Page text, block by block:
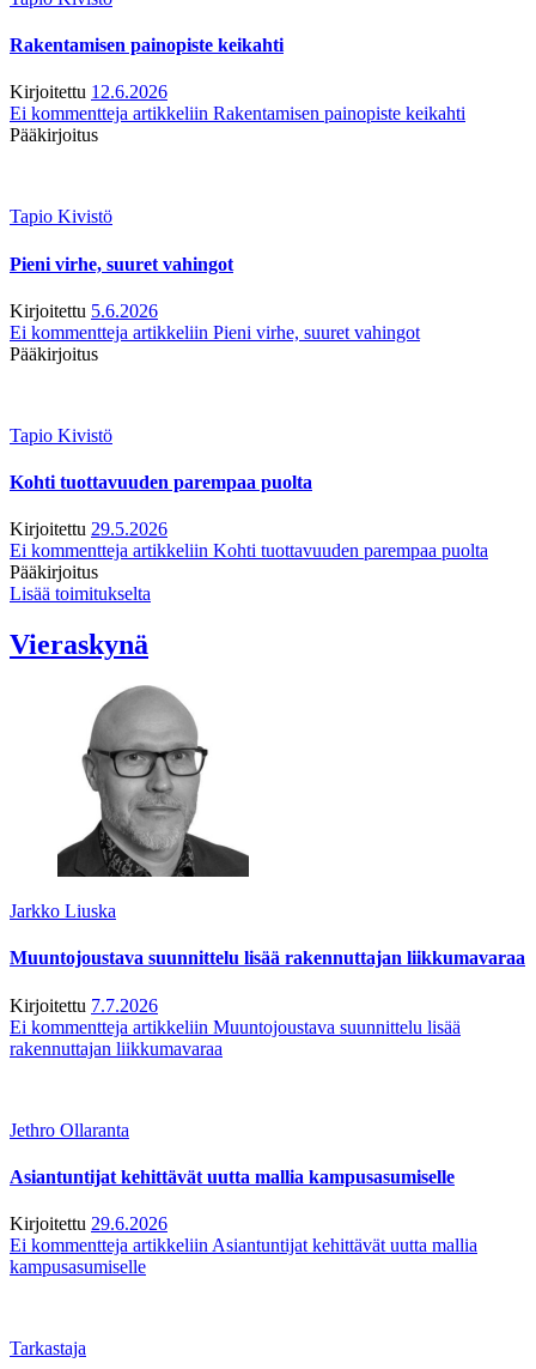
Rakentamisen painopiste keikahti
Kirjoitettu 12.6.2026
Ei kommentteja artikkeliin Rakentamisen painopiste keikahti
Pääkirjoitus
Tapio Kivistö
Pieni virhe, suuret vahingot
Kirjoitettu 5.6.2026
Ei kommentteja artikkeliin Pieni virhe, suuret vahingot
Pääkirjoitus
Tapio Kivistö
Kohti tuottavuuden parempaa puolta
Kirjoitettu 29.5.2026
Ei kommentteja artikkeliin Kohti tuottavuuden parempaa puolta
Pääkirjoitus
Lisää toimitukselta
Vieraskynä
Jarkko Liuska
Muuntojoustava suunnittelu lisää rakennuttajan liikkumavaraa
Kirjoitettu 7.7.2026
Ei kommentteja artikkeliin Muuntojoustava suunnittelu lisää
rakennuttajan liikkumavaraa
Jethro Ollaranta
Asiantuntijat kehittävät uutta mallia kampusasumiselle
Kirjoitettu 29.6.2026
Ei kommentteja artikkeliin Asiantuntijat kehittävät uutta mallia
kampusasumiselle
Tarkastaja